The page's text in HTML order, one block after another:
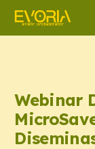
Webinar